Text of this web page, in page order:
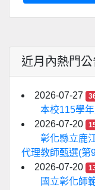
近月內熱門公
2026-07-27
本校115學
2026-07-20
彰化縣立鹿
代理教師甄選(第
2026-07-20
國立彰化師